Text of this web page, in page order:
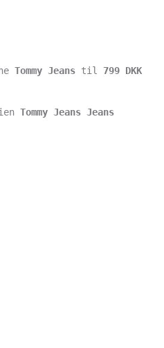
Tommy Jeans til 799 DKK
Tommy Jeans Jeans